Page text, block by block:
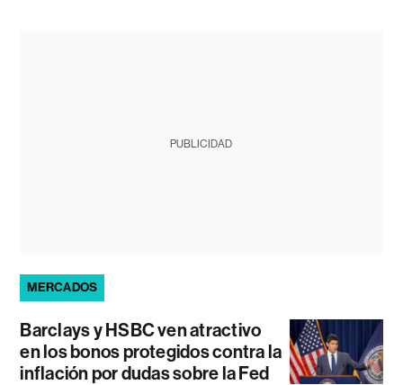
PUBLICIDAD
MERCADOS
Barclays y HSBC ven atractivo
en los bonos protegidos contra la
inflación por dudas sobre la Fed